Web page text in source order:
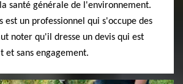
santé générale de l'environnement.
est un professionnel qui s'occupe des
noter qu'il dresse un devis qui est
sans engagement.